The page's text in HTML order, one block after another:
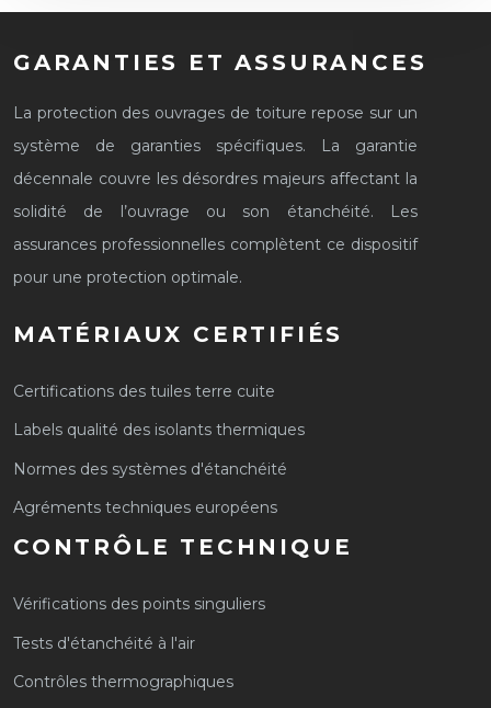
GARANTIES ET ASSURANCES
La protection des ouvrages de toiture repose sur un
système de garanties spécifiques. La garantie
décennale couvre les désordres majeurs affectant la
solidité de l’ouvrage ou son étanchéité. Les
assurances professionnelles complètent ce dispositif
pour une protection optimale.
MATÉRIAUX CERTIFIÉS
Certifications des tuiles terre cuite
Labels qualité des isolants thermiques
Normes des systèmes d'étanchéité
Agréments techniques européens
CONTRÔLE TECHNIQUE
Vérifications des points singuliers
Tests d'étanchéité à l'air
Contrôles thermographiques